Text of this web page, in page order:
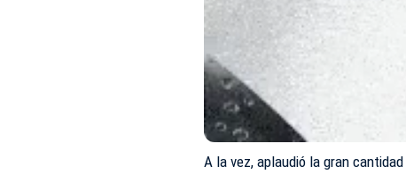
A la vez, aplaudió la gran